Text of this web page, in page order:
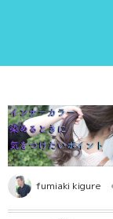
fumiaki kigure